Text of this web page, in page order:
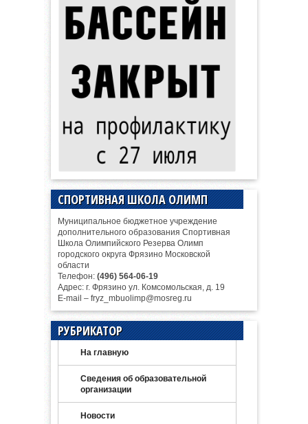
СПОРТИВНАЯ ШКОЛА ОЛИМП
Муниципальное бюджетное учреждение
дополнительного образования Спортивная
Школа Олимпийского Резерва Олимп
городского округа Фрязино Московской
области
Телефон: (496) 564-06-19
Адрес: г. Фрязино ул. Комсомольская, д. 19
E-mail – fryz_mbuolimp@mosreg.ru
РУБРИКАТОР
На главную
Сведения об образовательной
организации
Новости